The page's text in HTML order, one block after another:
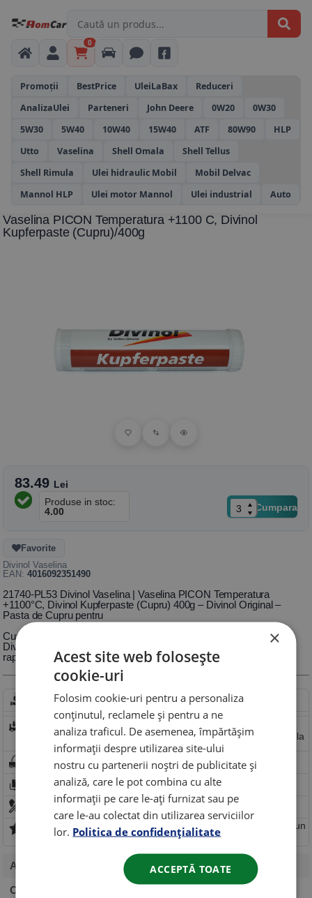
0
Promoții BestPrice UleiLaBax
Reduceri
AnalizaUlei
Parteneri John Deere 0W20
0W30
5W30
5W40 10W40 15W40 ATF 80W90
HLP
Utto
Vaselina Shell Omala
Shell Tellus
Shell Rimula
Ulei hidraulic Mobil
Mobil Delvac
Mannol HLP
Ulei motor Mannol Ulei industrial Auto
Vaselina PICON Temperatura +1100 C, Divinol
Kupferpaste (cupru)/400g
83.49 Lei
Produse in stoc:
4.00
Cumpara
Favorite
Divinol Vaselina
EAN:4016092351490
21740-PL53 Divinol Vaselina | Vaselina PICON Temperatura
+1100°C, Divinol Kupferpaste (Cupru) 400g – Divinol Original –
Pasta de Cupru pentru
Cumpara la pret avantajos Vaselina PICON temperatura +1100 C,
Divinol kupferpaste (cupru)/400g, acest produs are cel mai bun
raport calitate pret.
Comanda rapida Comandă rapidă fără cont
Beneficiezi de retur rapid in 14 zile.
Trimite solicitare de
retur rapid
Livram comenzi mici 5kg-25kgTransport gratuit incepand de la
300ron
Livram cu plata ramburs sau card.
Produsul poate fireturnatvezi politica de retur!
Oferim consultanta tehnica pentru fiecare produs!
0 puncte de fidelitate (pentru fiecare 100 lei cheltuiti primiti un
punct in valoare de 5 lei)
Ambalaj
Categorie
×
Acest site web folosește
cookie-uri
Folosim cookie-uri pentru a personaliza
conținutul, reclamele și pentru a ne
analiza traficul. De asemenea, împărtășim
informații despre utilizarea site-ului
nostru cu partenerii noștri de publicitate și
analiză, care le pot combina cu alte
informații pe care le-ați furnizat sau pe
care le-au colectat din utilizarea serviciilor
lor. Politica de confidențialitate
ACCEPTĂ TOATE